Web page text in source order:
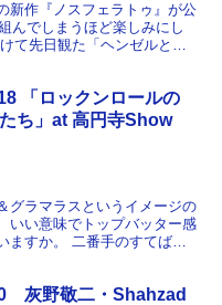
新作『ノスフェラトゥ』が公
んでしまうほど楽しみにし
て先日観た「ヘンゼルとグ
「ロックンロールの
ち」at 高円寺Show
グラマラスというイメージの
いい意味でトップバッター感
ますか。 二番手のすてばち
灰野敬二・Shahzad